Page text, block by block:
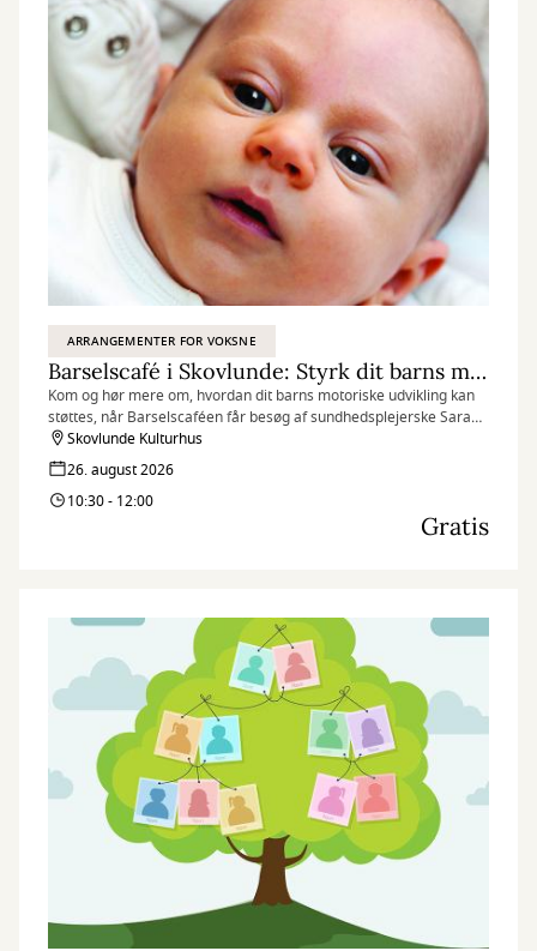
ARRANGEMENTER FOR VOKSNE
Barselscafé i Skovlunde: Styrk dit barns motorik
Kom og hør mere om, hvordan dit barns motoriske udvikling kan
støttes, når Barselscaféen får besøg af sundhedsplejerske Sarah
B. Mazur.
Skovlunde Kulturhus
26. august 2026
10:30 - 12:00
Gratis